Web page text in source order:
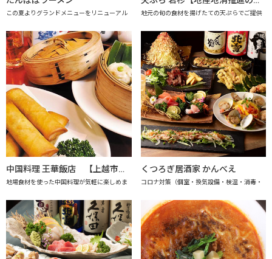
この夏よりグランドメニューをリニューアル 地元の旬の食材を揚げたての天ぷらでご提供
中国料理 王華飯店 【上越市地産地消推進の店認定店】
地場食材を使った中国料理が気軽に楽しめま
くつろぎ居酒家 かんべえ
コロナ対策（個室・換気設備・検温・消毒・